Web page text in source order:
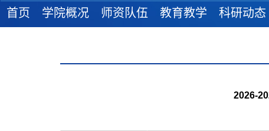
首页 学院概况 师资队伍 教育教学 科研动态
科研奖励
2026-